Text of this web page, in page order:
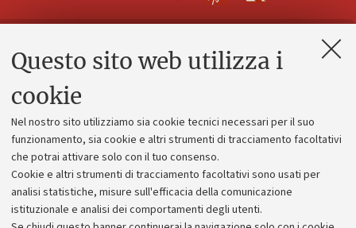
Questo sito web utilizza i
cookie
Nel nostro sito utilizziamo sia cookie tecnici necessari per il suo
funzionamento, sia cookie e altri strumenti di tracciamento facoltativi
che potrai attivare solo con il tuo consenso.
Cookie e altri strumenti di tracciamento facoltativi sono usati per
analisi statistiche, misure sull'efficacia della comunicazione
istituzionale e analisi dei comportamenti degli utenti.
Contatti e PEC
Alumni community
Piano strategico
Bilanci
Donazioni e 5x1000